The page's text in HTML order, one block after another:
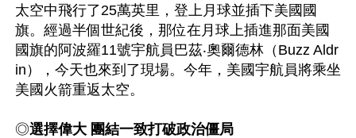
太空中飛行了25萬英里，登上月球並插下美國國
旗。經過半個世紀後，那位在月球上插進那面美國
國旗的阿波羅11號宇航員巴茲‧奧爾德林（Buzz Aldr
in），今天也來到了現場。今年，美國宇航員將乘坐
美國火箭重返太空。
◎選擇偉大 團結一致打破政治僵局